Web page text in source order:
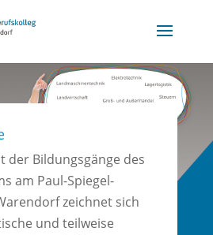
der Bildungsgänge des
am Paul-Spiegel-
zeichnet sich
und teilweise